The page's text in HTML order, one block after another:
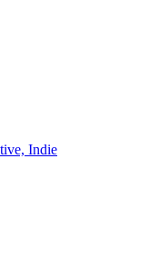
Indie